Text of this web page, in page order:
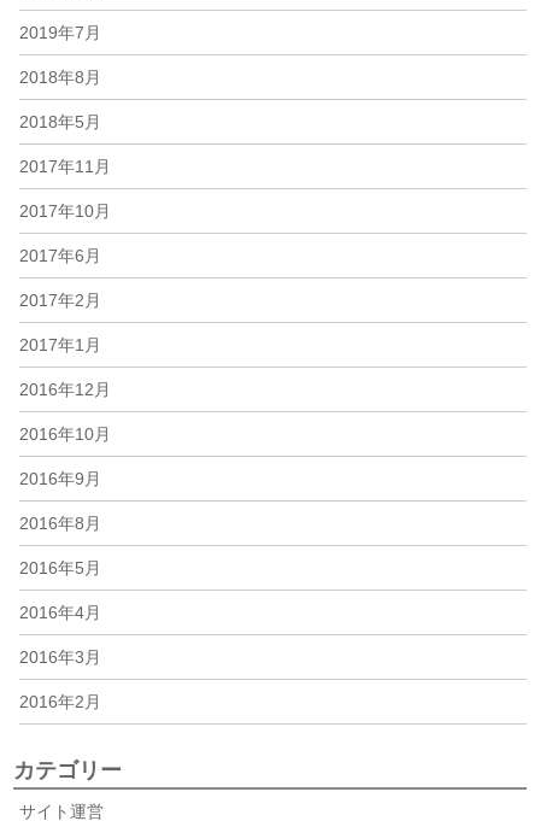
2019年7月
2018年8月
2018年5月
2017年11月
2017年10月
2017年6月
2017年2月
2017年1月
2016年12月
2016年10月
2016年9月
2016年8月
2016年5月
2016年4月
2016年3月
2016年2月
カテゴリー
サイト運営